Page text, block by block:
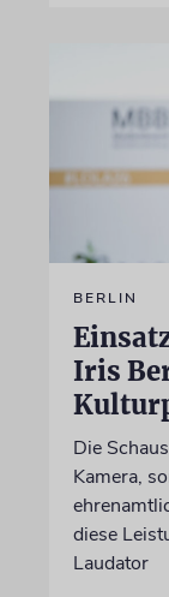
BERLIN
Iris
Die
Kamera,
diese
Laudator